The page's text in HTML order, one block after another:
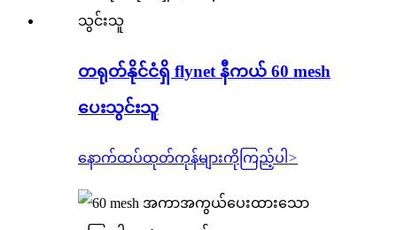
တရုတ်နိုင်ငံရှိ flynet နီကယ် 60 mesh
ပေးသွင်းသူ
နောက်ထပ်ထုတ်ကုန်များကိုကြည့်ပါ >